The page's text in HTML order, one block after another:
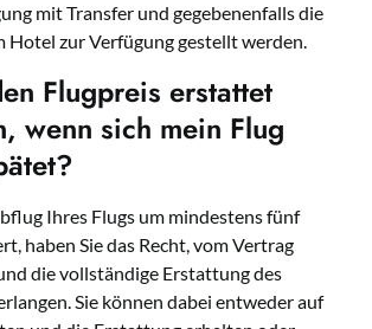
mit Transfer und gegebenenfalls die
Hotel zur Verfügung gestellt werden.
Flugpreis erstattet
wenn sich mein Flug
Ihres Flugs um mindestens fünf
haben Sie das Recht, vom Vertrag
die vollständige Erstattung des
Sie können dabei entweder auf